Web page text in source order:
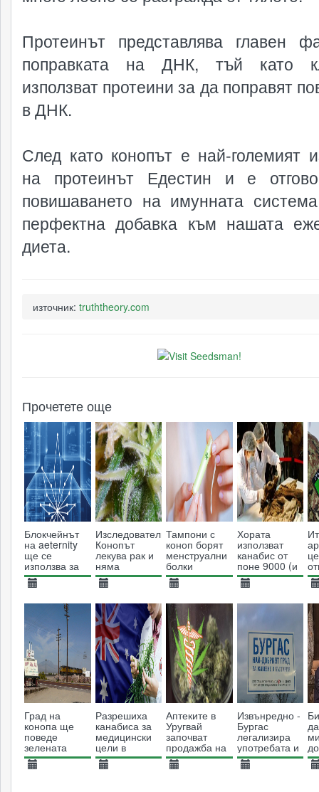
Протеинът представлява главен
поправката на ДНК, тъй като
използват протеини за да поправят
в ДНК.
След като конопът е най-големият
на протеинът Едестин и е
повишаването на имунната
перфектна добавка към нашата
диета.
източник: truththeory.com
Прочетете още
Блокчейнът
на aeternity
ще се
използва за
дистрибуция
на коноп
2746
Изследователи:
Конопът
лекува рак и
няма
странични
ефекти
26096
Тампони с
коноп борят
менструални
болки
Хората
използват
канабис от
поне 9000 (и
продължават)
Град на
конопа ще
поведе
зелената
треска в
Америка
Разрешиха
канабиса за
медицински
цели в
Австралия
Аптеките в
Уругвай
започват
продажба на
канабис
Извънредно -
Бургас
легализира
употребата и
отглеждането
на коноп